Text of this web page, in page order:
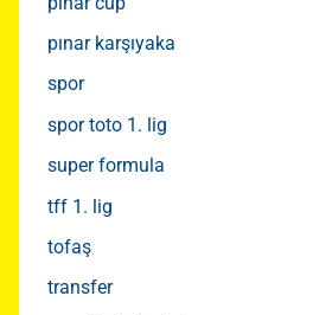
pınar karşıyaka
spor
spor toto 1. lig
super formula
tff 1. lig
tofaş
transfer